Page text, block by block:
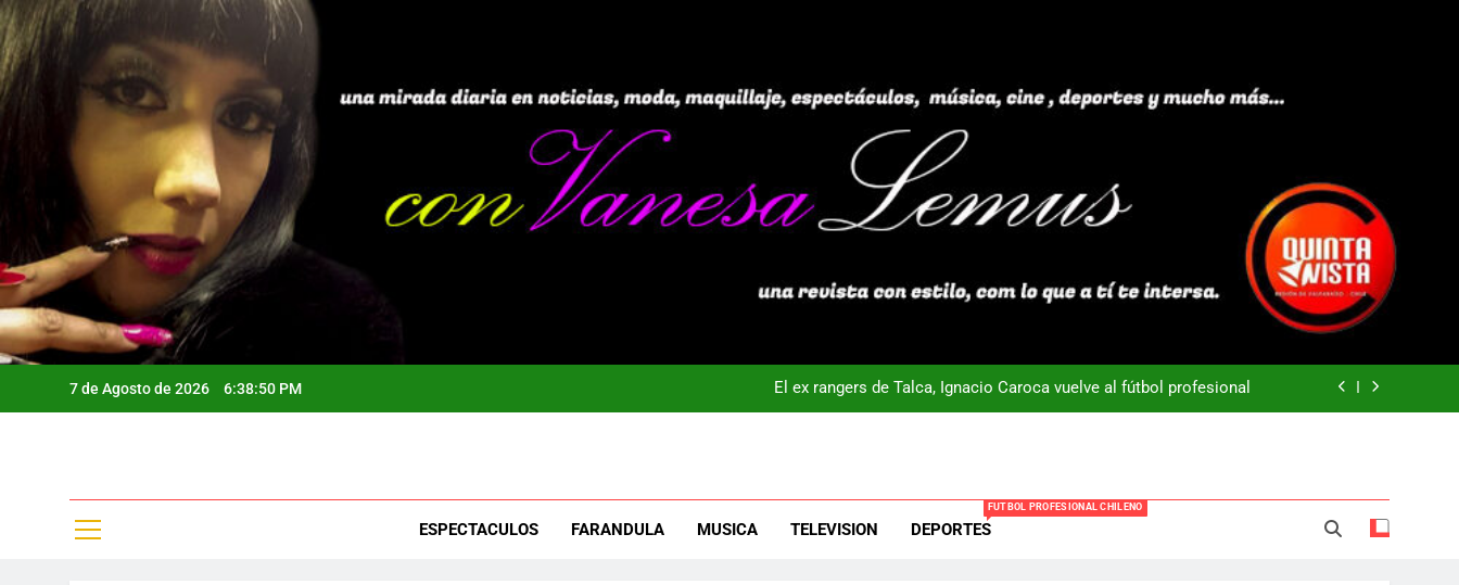
Saltar
al
contenido
7 de Agosto de 2026 6:38:51 PM
40 años Pateando Piedras
El ex rangers de Talca, Ignacio Caroca vuelve al fútbol profesional
ESPECTACULOS FARANDULA MUSICA TELEVISION DEPORTES
FUTBOL PROFESIONAL CHILENO